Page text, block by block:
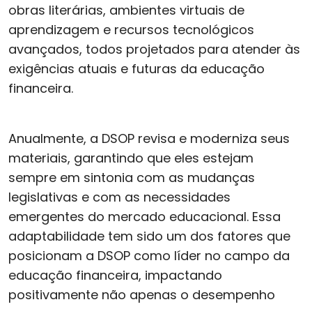
obras literárias, ambientes virtuais de
aprendizagem e recursos tecnológicos
avançados, todos projetados para atender às
exigências atuais e futuras da educação
financeira.
Anualmente, a DSOP revisa e moderniza seus
materiais, garantindo que eles estejam
sempre em sintonia com as mudanças
legislativas e com as necessidades
emergentes do mercado educacional. Essa
adaptabilidade tem sido um dos fatores que
posicionam a DSOP como líder no campo da
educação financeira, impactando
positivamente não apenas o desempenho